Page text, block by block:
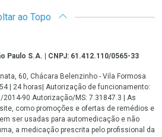
ao Topo
Paulo S.A. | CNPJ: 61.412.110/0565-33
60, Chácara Belenzinho - Vila Formosa
| 24 horas| Autorização de funcionamento:
2014-90 Autorização/MS: 7.31847.3 | As
como promoções e ofertas de remédios e
ser usadas para automedicação e não
a medicação prescrita pelo profissional da